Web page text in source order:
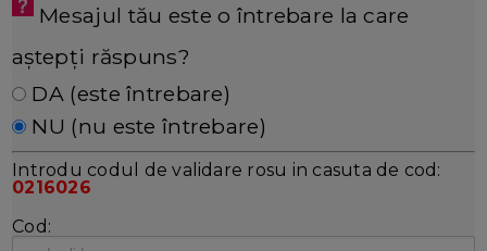
Mesajul tău este o întrebare la care
aștepți răspuns?
DA (este întrebare)
NU (nu este întrebare)
Introdu codul de validare rosu in casuta de cod:
0216026
Cod: